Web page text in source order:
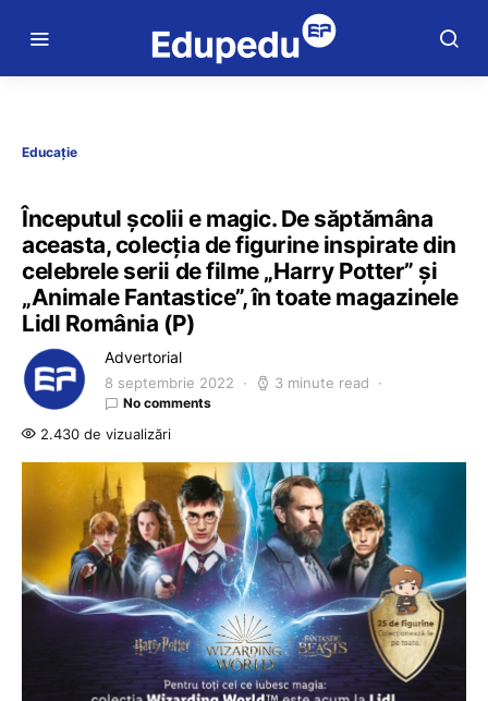
Educație
Începutul școlii e magic. De săptămâna
aceasta, colecția de figurine inspirate din
celebrele serii de filme „Harry Potter” și
„Animale Fantastice”, în toate magazinele
Lidl România (P)
Advertorial
8 septembrie 2022 3 minute read
No comments
2.430 de vizualizări